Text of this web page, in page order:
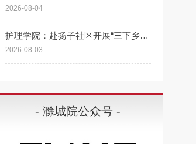
2026-08-04
护理学院：赴扬子社区开展“三下乡”心肺复苏科普活动
2026-08-03
- 滁城院公众号 -